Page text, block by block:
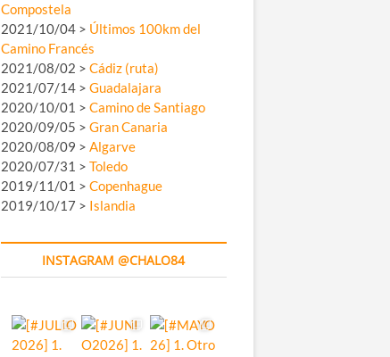
Compostela
2021/10/04 > Últimos 100km del
Camino Francés
2021/08/02 > Cádiz (ruta)
2021/07/14 > Guadalajara
2020/10/01 > Camino de Santiago
2020/09/05 > Gran Canaria
2020/08/09 > Algarve
2020/07/31 > Toledo
2019/11/01 > Copenhague
2019/10/17 > Islandia
INSTAGRAM @CHALO84